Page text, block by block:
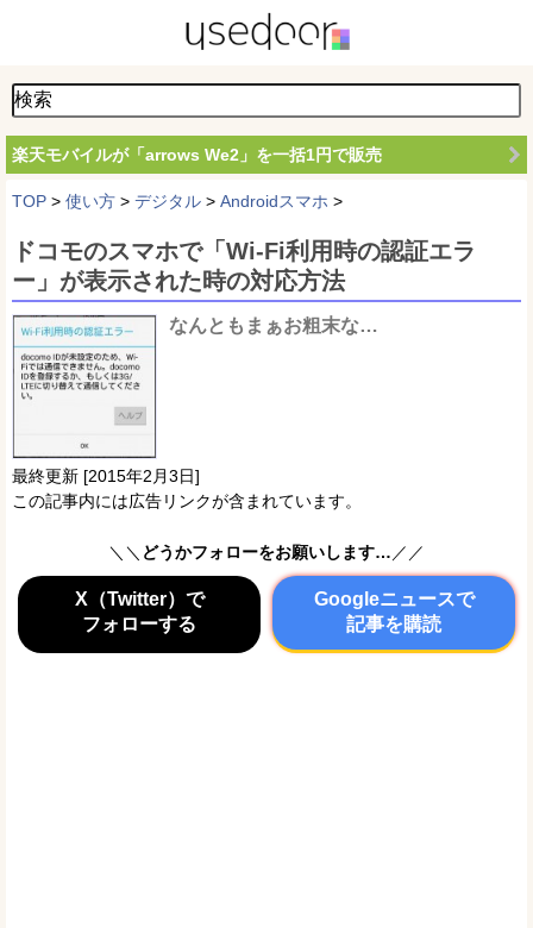
楽天モバイルが「arrows We2」を一括1円で販売
TOP > 使い方 > デジタル > Androidスマホ >
ドコモのスマホで「Wi-Fi利用時の認証エラ
ー」が表示された時の対応方法
なんともまぁお粗末な…
最終更新 [2015年2月3日]
この記事内には広告リンクが含まれています。
＼＼ どうかフォローをお願いします… ／／
X（Twitter）で
フォローする
Googleニュースで
記事を購読